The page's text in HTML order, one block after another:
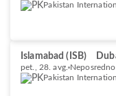
Pakistan
Islamabad (ISB)
pet., 28. avg. Neposredno
Pakistan